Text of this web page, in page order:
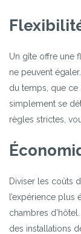
Un gîte offre une
ne peuvent
du temps, que ce
simplement se
règles strictes,
Diviser les coûts
l’expérience
chambres
des installations